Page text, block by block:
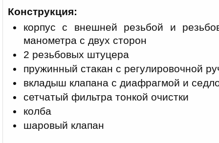
Конструкция:
корпус с внешней резьбой и
манометра с двух сторон
2 резьбовых штуцера
пружинный стакан с регулировочной
вкладыш клапана с диафрагмой и
сетчатый фильтра тонкой очистки
колба
шаровый клапан